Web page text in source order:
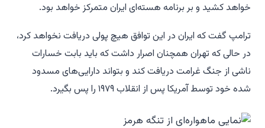
خواهد کشید و بر برنامه هسته‌ای ایران متمرکز خواهد بود.
ترامپ گفت که ایران در این توافق هیچ پولی دریافت نخواهد کرد،
در حالی که تهران همچنان اصرار داشت که باید بابت خسارات
ناشی از جنگ غرامت دریافت کند و بتواند دارایی‌های مسدود
شده خود توسط آمریکا پس از انقلاب ۱۹۷۹ را پس بگیرد.